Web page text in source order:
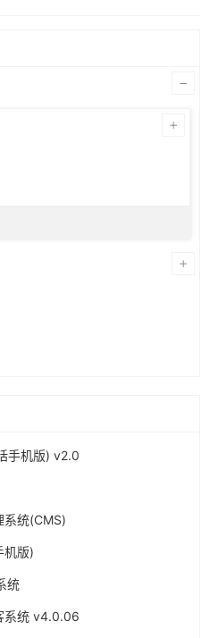
手机版) v2.0
系统(CMS)
机版)
统
系统 v4.0.06